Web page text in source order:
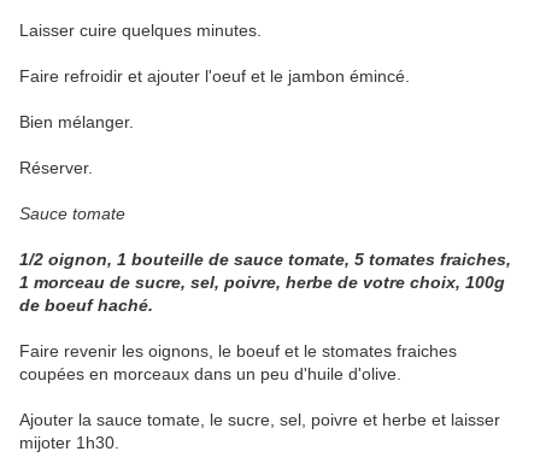
Laisser cuire quelques minutes.
Faire refroidir et ajouter l'oeuf et le jambon émincé.
Bien mélanger.
Réserver.
Sauce tomate
1/2 oignon, 1 bouteille de sauce tomate, 5 tomates fraiches,
1 morceau de sucre, sel, poivre, herbe de votre choix, 100g
de boeuf haché.
Faire revenir les oignons, le boeuf et le stomates fraiches
coupées en morceaux dans un peu d'huile d'olive.
Ajouter la sauce tomate, le sucre, sel, poivre et herbe et laisser
mijoter 1h30.